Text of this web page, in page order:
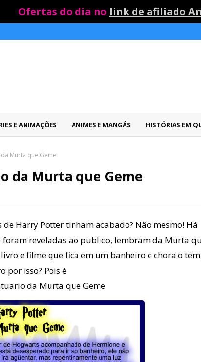
Ofertas do dia no link de afiliado
E ANIMAÇÕES ANIMES E MANGÁS HISTÓRIAS EM
Murta que Geme
da Murta que Geme
Harry Potter tinham acabado? Não mesmo! Há
reveladas ao publico, lembram da Murta
e filme que fica em um banheiro e chora o
por isso? Pois é
da Murta que Geme